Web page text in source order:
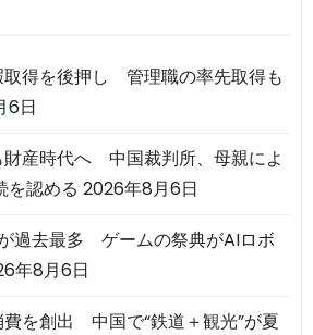
取得を後押し 管理職の率先取得も
6日
産時代へ 中国裁判所、母親によ
を認める 2026年8月6日
過去最多 ゲームの祭典がAIロボ
年8月6日
費を創出 中国で“鉄道＋観光”が夏